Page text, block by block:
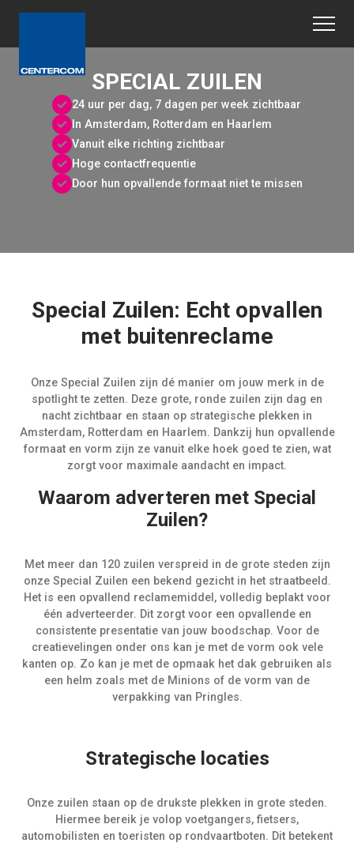
SPECIAL ZUILEN
24 uur per dag, 7 dagen per week zichtbaar
In Amsterdam, Rotterdam en Haarlem
Vanuit elke richting zichtbaar
Hoge contactfrequentie
Door hun opvallende formaat niet te missen
Special Zuilen: Echt opvallen
met buitenreclame
Onze Special Zuilen zijn dé manier om jouw merk in de
spotlight te zetten. Deze grote, ronde zuilen zijn dag en
nacht zichtbaar en staan op strategische plekken in
Amsterdam, Rotterdam en Haarlem. Dankzij hun opvallende
formaat en vorm zijn ze vanuit elke hoek goed te zien, wat
zorgt voor maximale aandacht en impact.
Waarom adverteren met Special
Zuilen?
Met meer dan 120 zuilen verspreid in de grote steden zijn
onze Special Zuilen een bekend gezicht in het straatbeeld.
Het is een opvallend reclamemiddel, volledig beplakt voor
één adverteerder. Dit zorgt voor een opvallende en
consistente presentatie van jouw boodschap. Voor de
creatievelingen onder ons kan je met de vorm ook vele
kanten op. Zo kan je met de opmaak het dak gebruiken als
een helm zoals met de Minions of de vorm van de
verpakking van Pringles.
Strategische locaties
Onze zuilen staan op de drukste plekken in grote steden.
Hiermee bereik je volop voetgangers, fietsers,
automobilisten en toeristen op rondvaartboten. Dit betekent